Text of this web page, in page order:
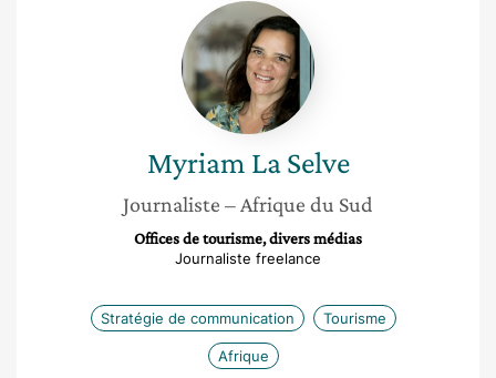
Myriam
La
Selve
Myriam La Selve
Journaliste – Afrique du Sud
Offices de tourisme, divers médias
Journaliste freelance
Stratégie de communication Tourisme
Afrique